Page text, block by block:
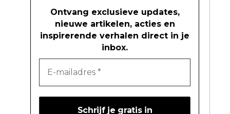
Ontvang exclusieve updates,
nieuwe artikelen, acties en
inspirerende verhalen direct in je
inbox.